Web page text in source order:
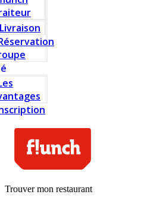
Livraison
Trouver mon restaurant